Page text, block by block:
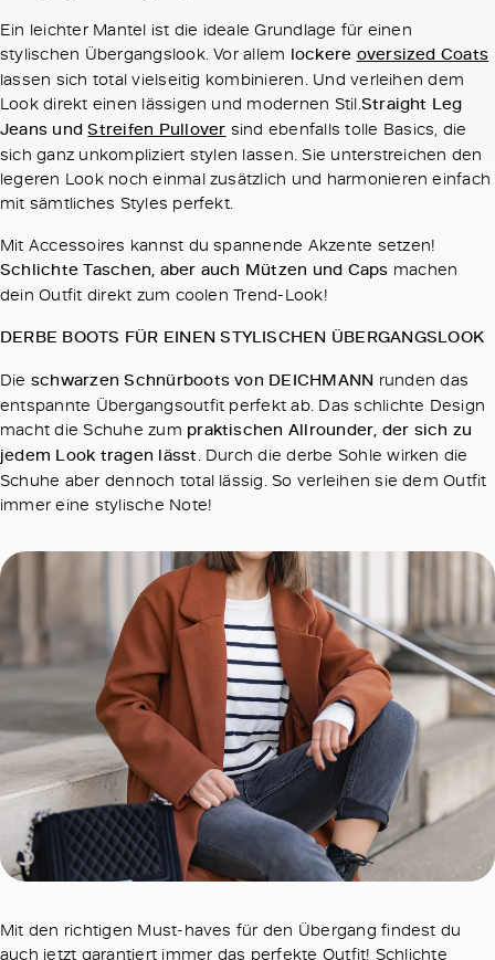
Ein leichter Mantel ist die ideale Grundlage für einen
stylischen Übergangslook. Vor allem lockere oversized Coats
lassen sich total vielseitig kombinieren. Und verleihen dem
Look direkt einen lässigen und modernen Stil.Straight Leg
Jeans undStreifen Pullover sind ebenfalls tolle Basics, die
sich ganz unkompliziert stylen lassen. Sie unterstreichen den
legeren Look noch einmal zusätzlich und harmonieren einfach
mit sämtliches Styles perfekt.
Mit Accessoires kannst du spannende Akzente setzen!
Schlichte Taschen, aber auch Mützen und Caps machen
dein Outfit direkt zum coolen Trend-Look!
DERBE BOOTS FÜR EINEN STYLISCHEN ÜBERGANGSLOOK
Die schwarzen Schnürboots von DEICHMANN runden das
entspannte Übergangsoutfit perfekt ab. Das schlichte Design
macht die Schuhe zum praktischen Allrounder, der sich zu
jedem Look tragen lässt. Durch die derbe Sohle wirken die
Schuhe aber dennoch total lässig. So verleihen sie dem Outfit
immer eine stylische Note!
Mit den richtigen Must-haves für den Übergang findest du
auch jetzt garantiert immer das perfekte Outfit! Schlichte